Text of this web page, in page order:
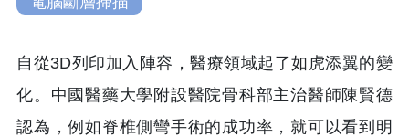
自從3D列印加入陣容，醫療領域起了如虎添翼的變
化。中國醫藥大學附設醫院骨科部主治醫師陳賢德
認為，例如脊椎側彎手術的成功率，就可以看到明